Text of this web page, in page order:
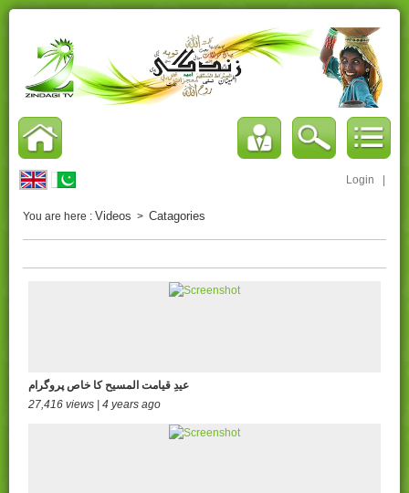
Login
You are here : Videos > Catagories
عیدِ قیامت المسیح کا خاص پروگرام
27,416 views | 4 years ago